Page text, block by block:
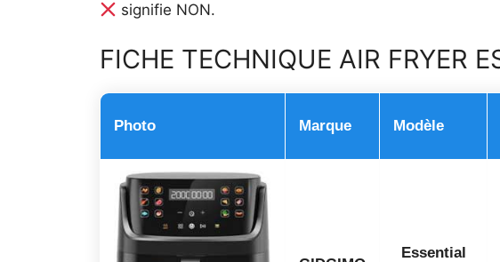
signifie NON.
FICHE TECHNIQUE AIR FRYER
Photo Marque Modèle
Essential